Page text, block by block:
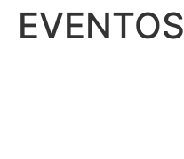
EVENTOS